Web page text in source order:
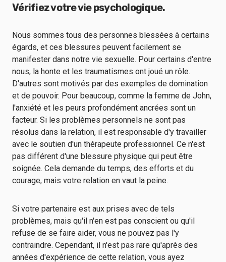
Vérifiez votre vie psychologique.
Nous sommes tous des personnes blessées à certains
égards, et ces blessures peuvent facilement se
manifester dans notre vie sexuelle. Pour certains d'entre
nous, la honte et les traumatismes ont joué un rôle.
D'autres sont motivés par des exemples de domination
et de pouvoir. Pour beaucoup, comme la femme de John,
l'anxiété et les peurs profondément ancrées sont un
facteur. Si les problèmes personnels ne sont pas
résolus dans la relation, il est responsable d'y travailler
avec le soutien d'un thérapeute professionnel. Ce n'est
pas différent d'une blessure physique qui peut être
soignée. Cela demande du temps, des efforts et du
courage, mais votre relation en vaut la peine.
Si votre partenaire est aux prises avec de tels
problèmes, mais qu'il n'en est pas conscient ou qu'il
refuse de se faire aider, vous ne pouvez pas l'y
contraindre. Cependant, il n'est pas rare qu'après des
années d'expérience de cette relation, vous ayez